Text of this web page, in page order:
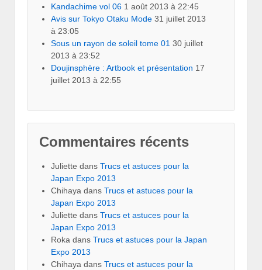
Kandachime vol 06 1 août 2013 à 22:45
Avis sur Tokyo Otaku Mode 31 juillet 2013
à 23:05
Sous un rayon de soleil tome 01 30 juillet
2013 à 23:52
Doujinsphère : Artbook et présentation 17
juillet 2013 à 22:55
Commentaires récents
Juliette dans Trucs et astuces pour la
Japan Expo 2013
Chihaya dans Trucs et astuces pour la
Japan Expo 2013
Juliette dans Trucs et astuces pour la
Japan Expo 2013
Roka dans Trucs et astuces pour la Japan
Expo 2013
Chihaya dans Trucs et astuces pour la